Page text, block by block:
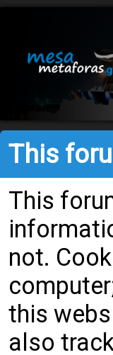
This
This
not.
this
also